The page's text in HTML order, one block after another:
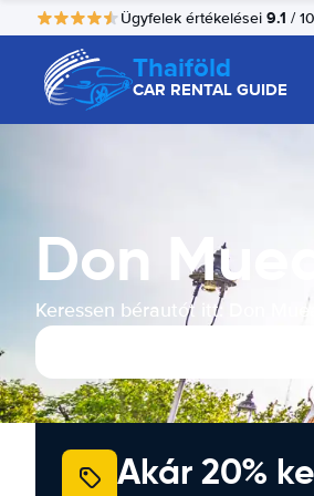
Ügyfelek értékelései 9.1 / 10
Thaiföld
CAR RENTAL GUIDE
Don
Keressen bérautót itt: Don
Akár 20%